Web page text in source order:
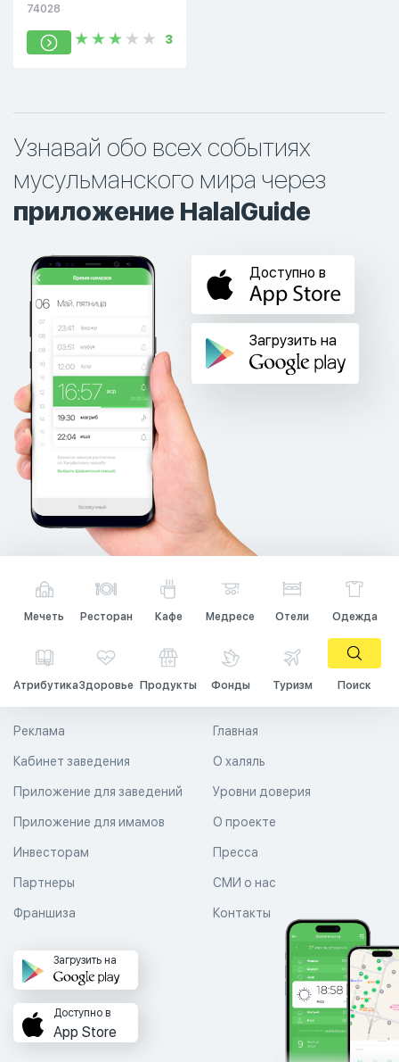
74028
3
Узнавай обо всех событиях
мусульманского мира через
приложение HalalGuide
Доступно в
Загрузить на
Мечеть Ресторан Кафе Медресе Отели Одежда
АтрибутикаЗдоровье Продукты Фонды Туризм Поиск
Главная
О халяль
Уровни доверия
Реклама
Кабинет заведения
Приложение для заведений
Приложение для имамов О проекте
Пресса
СМИ о нас
Контакты
Инвесторам
Партнеры
Франшиза
Загрузить на
Доступно в
App Store